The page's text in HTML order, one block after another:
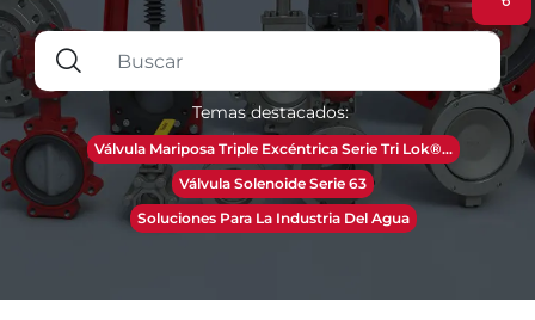
Temas destacados:
Válvula Mariposa Triple Excéntrica Serie Tri Lok®​​​​​​​...
Válvula Solenoide Serie 63
Soluciones Para La Industria Del Agua